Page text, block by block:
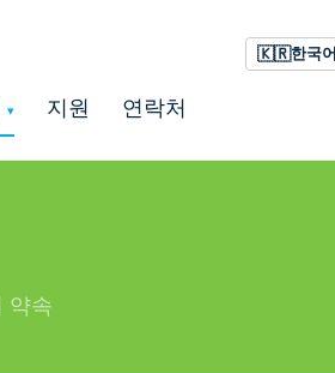
🇰🇷한국어
▾ 지원 연락처
약속